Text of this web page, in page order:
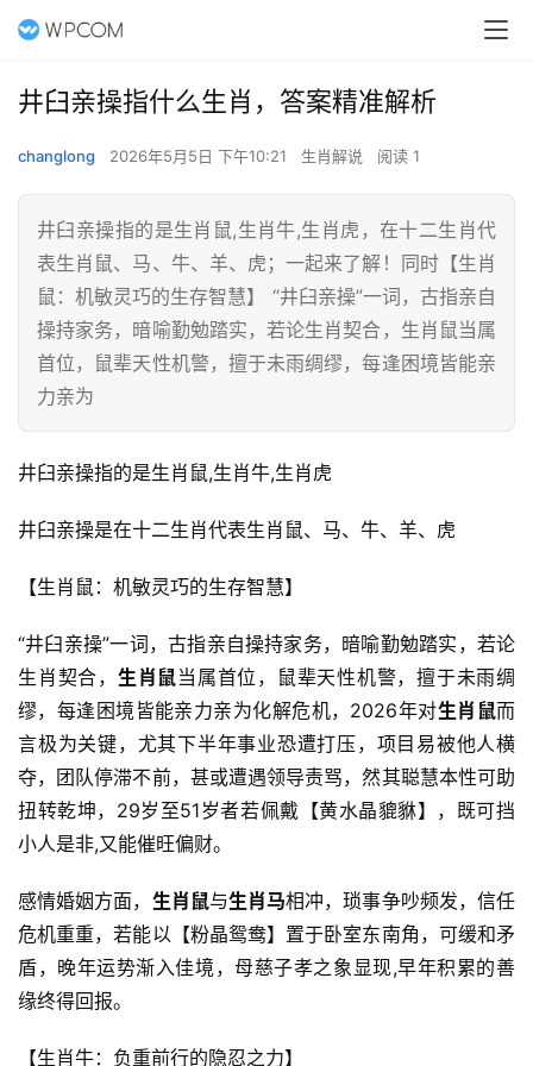
井臼亲操指什么生肖，答案精准解析
changlong 2026年5月5日 下午10:21 生肖解说 阅读 1
井臼亲操指的是生肖鼠,生肖牛,生肖虎，在十二生肖代
表生肖鼠、马、牛、羊、虎；一起来了解！同时【生肖
鼠：机敏灵巧的生存智慧】 “井臼亲操”一词，古指亲自
操持家务，暗喻勤勉踏实，若论生肖契合，生肖鼠当属
首位，鼠辈天性机警，擅于未雨绸缪，每逢困境皆能亲
力亲为
井臼亲操指的是生肖鼠,生肖牛,生肖虎
井臼亲操是在十二生肖代表生肖鼠、马、牛、羊、虎
【生肖鼠：机敏灵巧的生存智慧】
“井臼亲操”一词，古指亲自操持家务，暗喻勤勉踏实，若论
生肖契合， 生肖鼠当属首位，鼠辈天性机警，擅于未雨绸
缪，每逢困境皆能亲力亲为化解危机，2026年对生肖鼠而
言极为关键，尤其下半年事业恐遭打压，项目易被他人横
夺，团队停滞不前，甚或遭遇领导责骂，然其聪慧本性可助
扭转乾坤，29岁至51岁者若佩戴【黄水晶貔貅】，既可挡
小人是非,又能催旺偏财。
感情婚姻方面， 生肖鼠与生肖马相冲，琐事争吵频发，信任
危机重重，若能以【粉晶鸳鸯】置于卧室东南角，可缓和矛
盾，晚年运势渐入佳境，母慈子孝之象显现,早年积累的善
缘终得回报。
【生肖牛：负重前行的隐忍之力】